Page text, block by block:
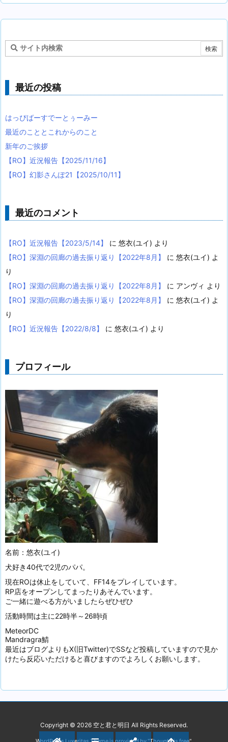
最近の投稿
はっぴばーすでーとぅーみー
最近のこととこれからのこと
新年のご挨拶
【RO】近況報告【2025/11/16】
【RO】幻影さんぽ21【2025/10/11】
最近のコメント
【RO】近況報告【2023/5/14】 に 悠衣(ユイ) より
【RO】深淵の回廊の過去振り返り【2022年8月】
に 悠衣(ユイ) よ
り
【RO】深淵の回廊の過去振り返り【2022年8月】
に アンヴィ より
【RO】深淵の回廊の過去振り返り【2022年8月】
に 悠衣(ユイ) よ
り
【RO】近況報告【2022/8/8】
に 悠衣(ユイ) より
プロフィール
名前：悠衣(ユイ)
犬好き40代で2児のパパ。
現在ROは休止をしていて、FF14をプレイしています。
RP店をオープンしてまったりあそんでいます。
ご一緒に遊べる方がいましたらぜひぜひ
活動時間は主に22時半～26時頃
MeteorDC
Mandragra鯖
最近はブログよりもX(旧Twitter)でSSなど投稿していますので見か
けたら反応いただけると喜びますのでよろしくお願いします。
Copyright © 2026 空と君と明日 All Rights Reserved.